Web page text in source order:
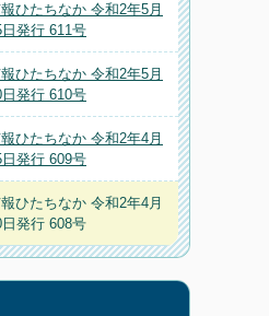
ひたちなか 令和2年5月
発行 611号
ひたちなか 令和2年5月
日発行 610号
ひたちなか 令和2年4月
発行 609号
ひたちなか 令和2年4月
日発行 608号